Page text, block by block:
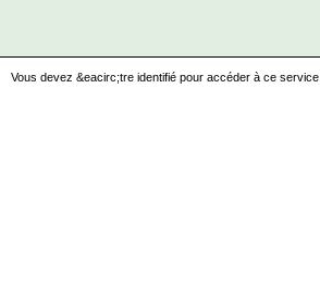
Vous devez &eacirc;tre identifié pour accéder à ce service.